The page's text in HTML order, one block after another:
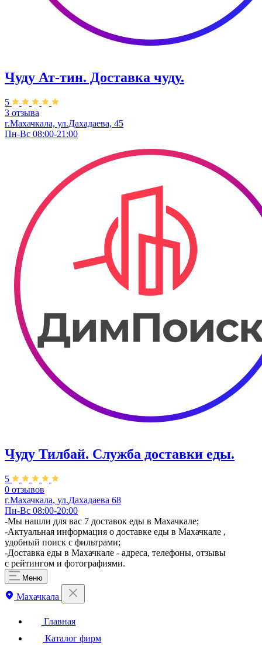
Чуду Ат-тин. Доставка чуду.
5
3 отзыва
г.Махачкала, ул.Дахадаева, 45
Пн-Вс 08:00-21:00
Чуду Тилбай. Служба доставки еды.
5
0 отзывов
г.Махачкала, ул.Дахадаева 68
Пн-Вс 08:00-20:00
-Мы нашли для вас 7 доставок еды в Махачкале;
-Актуальная информация о доставке еды в Махачкале ,
удобный поиск с фильтрами;
-Доставка еды в Махачкале - адреса, телефоны, отзывы
с рейтингом и фотографиями.
Меню
Махачкала
Главная
Каталог фирм